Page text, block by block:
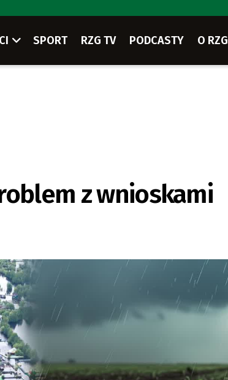
SPORT RZG TV PODCASTY O RZG
z wnioskami